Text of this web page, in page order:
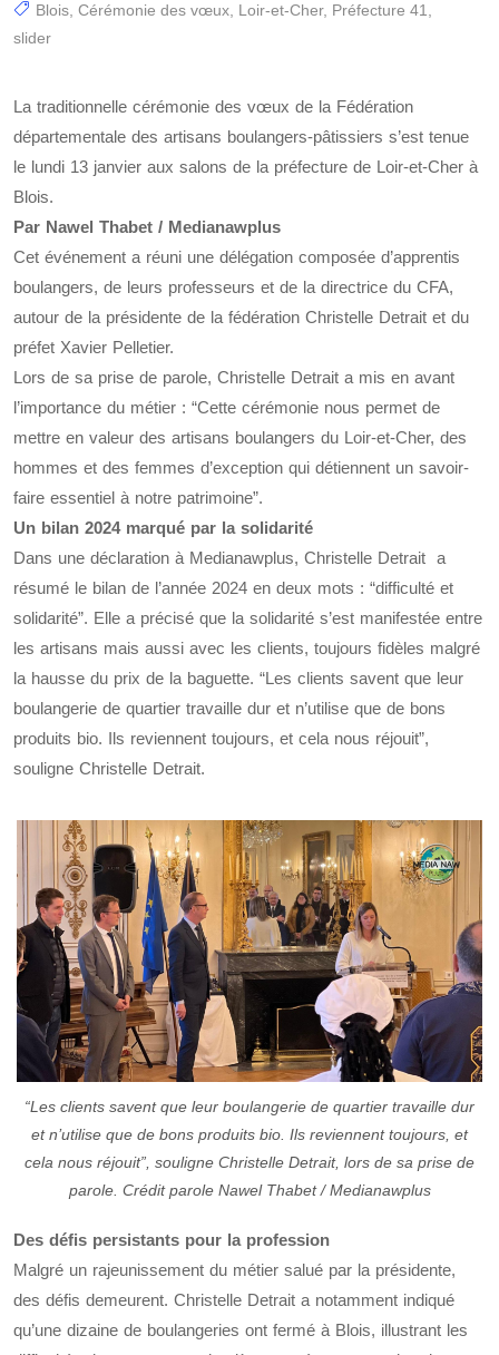
Blois Cérémonie des vœux Loir-et-Cher, Préfecture 41
slider
La traditionnelle cérémonie des vœux de la Fédération
départementale des artisans boulangers-pâtissiers s’est tenue
le lundi 13 janvier aux salons de la préfecture de Loir-et-Cher à
Blois.
Par Nawel Thabet / Medianawplus
Cet événement a réuni une délégation composée d’apprentis
boulangers, de leurs professeurs et de la directrice du CFA,
autour de la présidente de la fédération Christelle Detrait et du
préfet Xavier Pelletier.
Lors de sa prise de parole, Christelle Detrait a mis en avant
l’importance du métier : “Cette cérémonie nous permet de
mettre en valeur des artisans boulangers du Loir-et-Cher, des
hommes et des femmes d’exception qui détiennent un savoir-
faire essentiel à notre patrimoine”.
Un bilan 2024 marqué par la solidarité
Dans une déclaration à Medianawplus, Christelle Detrait a
résumé le bilan de l’année 2024 en deux mots : “difficulté et
solidarité”. Elle a précisé que la solidarité s’est manifestée entre
les artisans mais aussi avec les clients, toujours fidèles malgré
la hausse du prix de la baguette. “Les clients savent que leur
boulangerie de quartier travaille dur et n’utilise que de bons
produits bio. Ils reviennent toujours, et cela nous réjouit”,
souligne Christelle Detrait.
“Les clients savent que leur boulangerie de quartier travaille dur
et n’utilise que de bons produits bio. Ils reviennent toujours, et
cela nous réjouit”, souligne Christelle Detrait, lors de sa prise de
parole. Crédit parole Nawel Thabet / Medianawplus
Des défis persistants pour la profession
Malgré un rajeunissement du métier salué par la présidente,
des défis demeurent. Christelle Detrait a notamment indiqué
qu’une dizaine de boulangeries ont fermé à Blois, illustrant les